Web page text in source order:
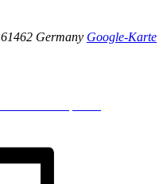
61462 Germany Google-Karte